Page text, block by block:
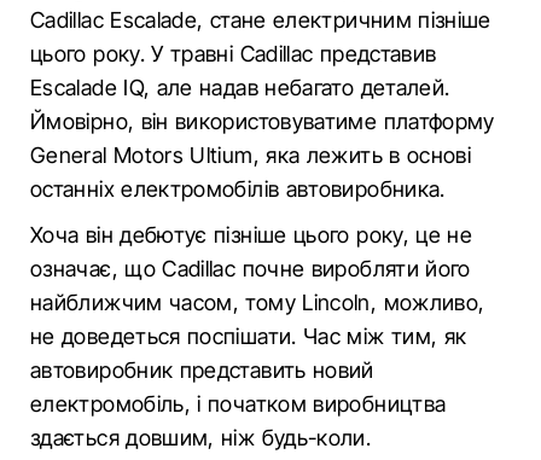
Cadillac Escalade, стане електричним пізніше
цього року. У травні Cadillac представив
Escalade IQ, але надав небагато деталей.
Ймовірно, він використовуватиме платформу
General Motors Ultium, яка лежить в основі
останніх електромобілів автовиробника.
Хоча він дебютує пізніше цього року, це не
означає, що Cadillac почне виробляти його
найближчим часом, тому Lincoln, можливо,
не доведеться поспішати. Час між тим, як
автовиробник представить новий
електромобіль, і початком виробництва
здається довшим, ніж будь-коли.